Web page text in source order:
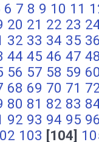
6 7 8 9 10 11
20 21 22 23
32 33 34 35
44 45 46 47
56 57 58 59
68 69 70 71
80 81 82 83
92 93 94 95
103 [104]